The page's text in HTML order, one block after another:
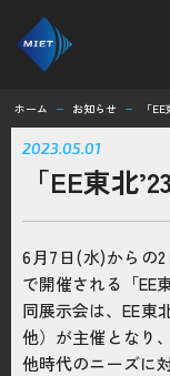
ホーム remove お知らせ remove 「
2023.05.01
「EE東北
6月7日(水)からの2
で開催される「EE
同展示会は、EE東
他）が主催となり
他時代のニーズに
ホーム
MTシリーズ
ボンテラン工
企業情報
求人情報